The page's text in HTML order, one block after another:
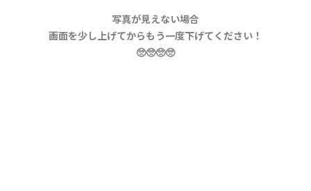
写真が見えない場合
画面を少し上げてからもう一度下げてください！
🥺🥺🥺🥺